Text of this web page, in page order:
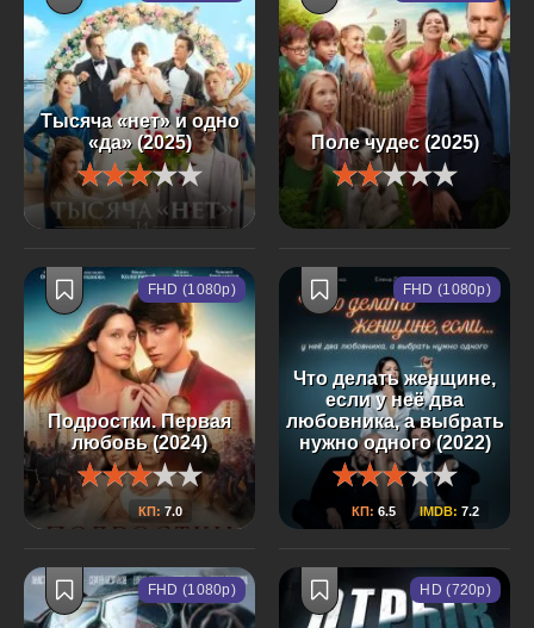
Тысяча «нет» и одно
«да» (2025)
Поле чудес (2025)
Подростки. Первая
любовь (2024)
КП:7.0
FHD (1080p)
Что делать женщине,
если у неё два
любовника, а выбрать
нужно одного (2022)
КП: 6.5 IMDB: 7.2
FHD (1080p)
FHD (1080p) HD (720p)